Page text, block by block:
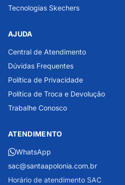
Tecnologias Skechers
AJUDA
Central de Atendimento
Dúvidas Frequentes
Política de Privacidade
Política de Troca e Devolução
Trabalhe Conosco
ATENDIMENTO
WhatsApp
sac@santaapolonia.com.br
Horário de atendimento SAC